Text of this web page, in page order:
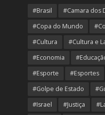
#Brasil #Camara dos
#Copa do Mundo
#Cultura
#Cultura e
#Economia
#Esporte
#Esportes
#Golpe de Estado
#Israel
#Justiça